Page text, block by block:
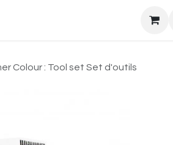
Colour : Tool set Set d'outils